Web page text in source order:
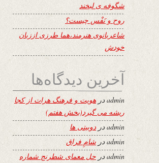
شگوفه ى لبخند
روح و نَفْس چیست؟
شاعربانوی هنرمند،هما طرزی اززبان
خودش
آخرین دیدگاه‌ها
adminدر هویت و فرهنگ هرات از کجا
ریشه می گیرد(بخش هفتم)
admin دردوبیتی ها
adminدر شامِ فراق
adminدر حل معمای شطرنج شماره